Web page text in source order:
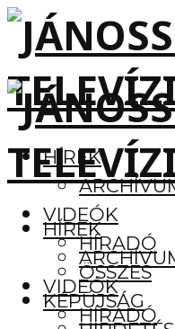
HÍREK
VIDEÓK
HÍRADÓ
ÖSSZES
KÉPÚJSÁG
HÍREK
VIDEÓK
HÍRADÓ